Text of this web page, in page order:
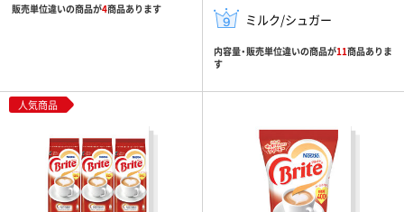
販売単位違いの商品が4商品あります
ミルク/シュガー
内容量・販売単位違いの商品が11商品ありま
す
人気商品